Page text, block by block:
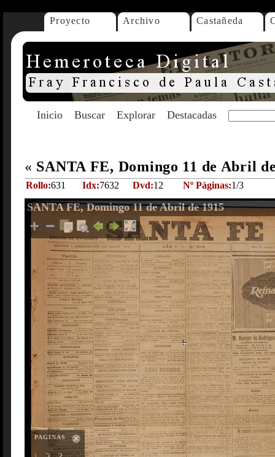
Proyecto Archivo Castañeda
Inicio Buscar Explorar Destacadas
« SANTA FE, Domingo 11 de Abril
Rollo:631 Idx:7632 Dvd:12 Nº Páginas:1/3
SANTA FE, Domingo 11 de Abril de 1915
PAGINAS